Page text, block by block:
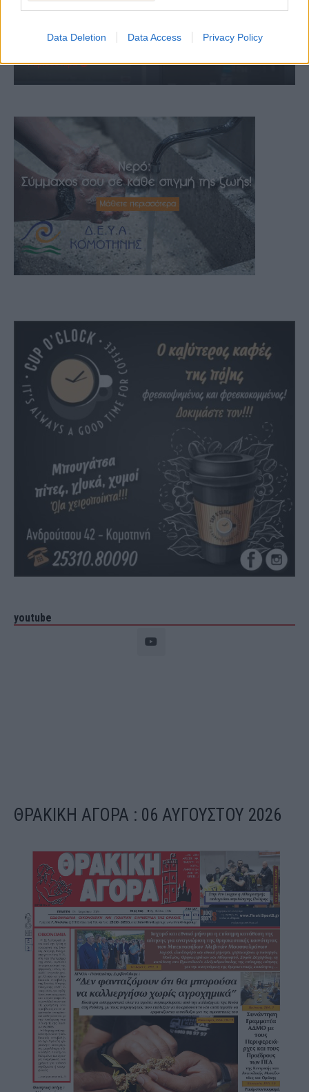
Data Deletion Data Access Privacy Policy
Φαρμακεία (03-09 Αυγ.)
3 Αυγούστου, 2026
Περισσότερα
youtube
ΘΡΑΚΙΚΗ ΑΓΟΡΑ : 06 ΑΥΓΟΥΣΤΟΥ 2026